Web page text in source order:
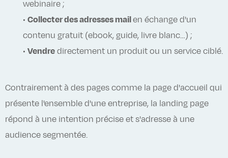
webinaire ;
• Collecter des adresses mail en échange d'un
contenu gratuit (ebook, guide, livre blanc…) ;
• Vendre directement un produit ou un service ciblé.
Contrairement à des pages comme la page d'accueil qui
présente l'ensemble d'une entreprise, la landing page
répond à une intention précise et s'adresse à une
audience segmentée.